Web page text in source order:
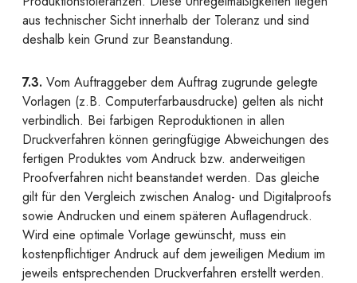
aus technischer Sicht innerhalb der Toleranz und sind
deshalb kein Grund zur Beanstandung.
7.3. Vom Auftraggeber dem Auftrag zugrunde gelegte
Vorlagen (z.B. Computerfarbausdrucke) gelten als nicht
verbindlich. Bei farbigen Reproduktionen in allen
Druckverfahren können geringfügige Abweichungen des
fertigen Produktes vom Andruck bzw. anderweitigen
Proofverfahren nicht beanstandet werden. Das gleiche
gilt für den Vergleich zwischen Analog- und Digitalproofs
sowie Andrucken und einem späteren Auflagendruck.
Wird eine optimale Vorlage gewünscht, muss ein
kostenpflichtiger Andruck auf dem jeweiligen Medium im
jeweils entsprechenden Druckverfahren erstellt werden.